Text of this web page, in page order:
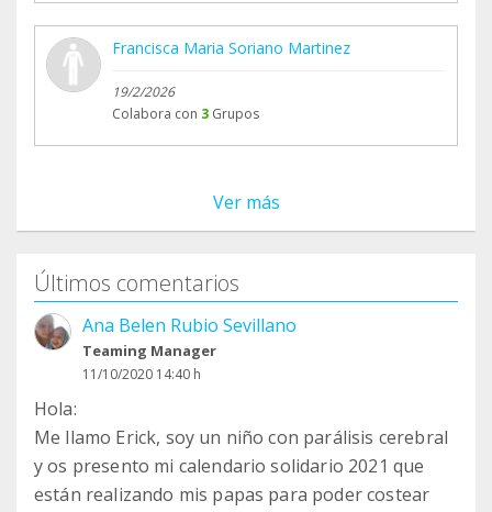
Francisca Maria Soriano Martinez
19/2/2026
Colabora con 3 Grupos
Ver más
Últimos comentarios
Ana Belen Rubio Sevillano
Teaming Manager
11/10/2020 14:40 h
Hola:
Me llamo Erick, soy un niño con parálisis cerebral
y os presento mi calendario solidario 2021 que
están realizando mis papas para poder costear